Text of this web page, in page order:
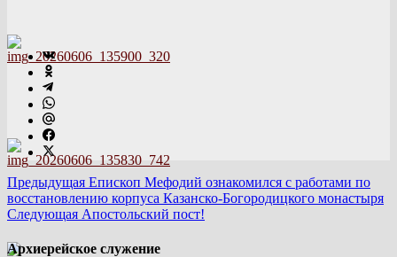
Предыдущая Епископ Мефодий ознакомился с работами по
восстановлению корпуса Казанско-Богородицкого монастыря
Следующая Апостольский пост!
Архиерейское служение